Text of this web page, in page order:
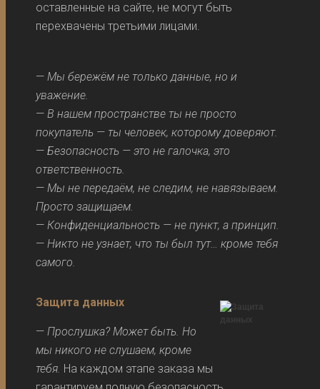
оставленные на сайте, не могут быть
перехвачены третьими лицами.
— Мы бережём не только данные, но и
уважение.
— В нашем пространстве ты не просто
покупатель — ты человек, которому доверяют.
— Безопасность — это не галочка, это
ответственность.
— Мы не передаём, не следим, не навязываем.
Просто защищаем.
— Конфиденциальность — не пункт, а принцип.
— Никто не узнает, что ты был тут… кроме тебя
самого.
Защита данных
— Прослушка? Может быть. Но
мы никого не слушаем, кроме
тебя. На каждом этапе заказа мы